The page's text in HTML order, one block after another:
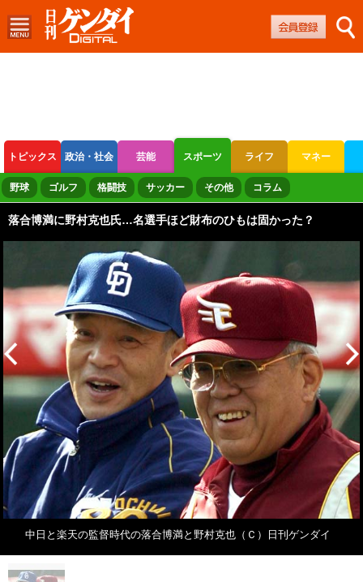
トピックス 政治・社会 芸能 スポーツ ライフ マネー
ボートレース 競輪 オートレース
野球 ゴルフ 格闘技 サッカー その他 コラム
落合博満に野村克也氏…名選手ほど財布のひもは固かった？
中日と楽天の監督時代の落合博満と野村克也（Ｃ）日刊ゲンダイ